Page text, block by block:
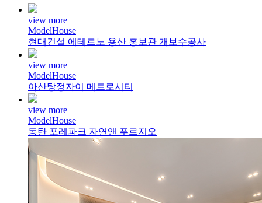
view more
ModelHouse
현대건설 에테르노 용산 홍보관 개보수공사
view more
ModelHouse
아산탕정자이 메트로시티
view more
ModelHouse
동탄 포레파크 자연앤 푸르지오